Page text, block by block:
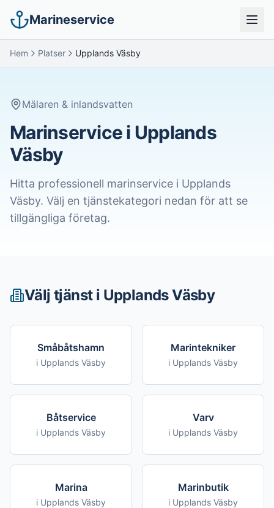
Marineservice
Hem Platser Upplands Väsby
Mälaren & inlandsvatten
Marinservice i Upplands
Väsby
Hitta professionell marinservice i Upplands
Väsby. Välj en tjänstekategori nedan för att se
tillgängliga företag.
Välj tjänst i Upplands Väsby
Småbåtshamn
i Upplands Väsby
Marintekniker
i Upplands Väsby
Båtservice
i Upplands Väsby
Varv
i Upplands Väsby
Marina
i Upplands Väsby
Marinbutik
i Upplands Väsby